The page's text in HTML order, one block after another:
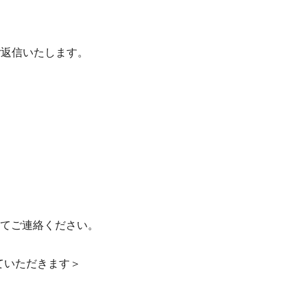
信いたします。
ご連絡ください。
ただきます＞